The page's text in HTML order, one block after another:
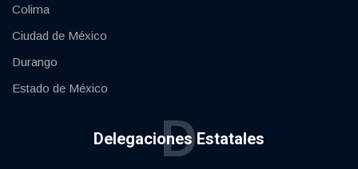
Colima
Ciudad de México
Durango
Estado de México
Delegaciones Estatales
D